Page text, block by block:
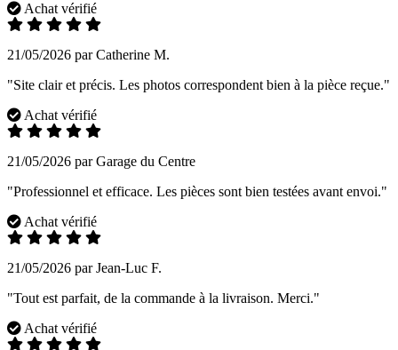
Achat vérifié
21/05/2026 par Catherine M.
"Site clair et précis. Les photos correspondent bien à la pièce reçue."
Achat vérifié
21/05/2026 par Garage du Centre
"Professionnel et efficace. Les pièces sont bien testées avant envoi."
Achat vérifié
21/05/2026 par Jean-Luc F.
"Tout est parfait, de la commande à la livraison. Merci."
Achat vérifié